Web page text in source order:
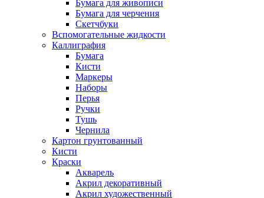
Бумага для живописи
Бумага для черчения
Скетчбуки
Вспомогательные жидкости
Каллиграфия
Бумага
Кисти
Маркеры
Наборы
Перья
Ручки
Тушь
Чернила
Картон грунтованный
Кисти
Краски
Акварель
Акрил декоративный
Акрил художественный